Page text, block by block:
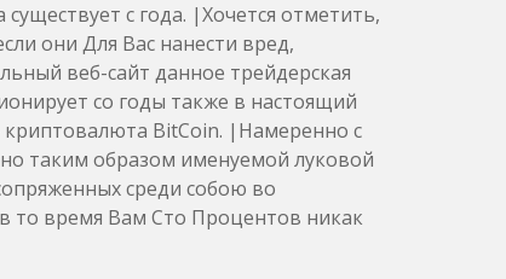
с года. |Хочется отметить,
они Для Вас нанести вред,
веб-сайт данное трейдерская
со годы также в настоящий
BitCoin. |Намеренно с
таким образом именуемой луковой
среди собою во
то время Вам Сто Процентов никак